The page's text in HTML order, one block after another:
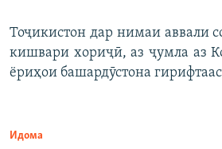
Тоҷикистон дар нимаи аввали
кишвари хориҷӣ, аз ҷумла аз
ёриҳои башардӯстона
Идома